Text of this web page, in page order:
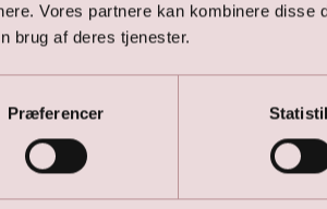
Vores partnere kan kombinere disse
brug af deres tjenester.
Præferencer